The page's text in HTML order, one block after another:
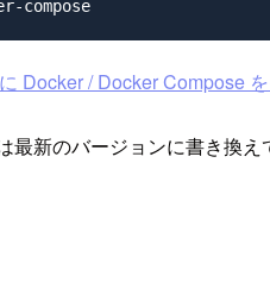
Docker / Docker Compose
最新のバージョンに書き換